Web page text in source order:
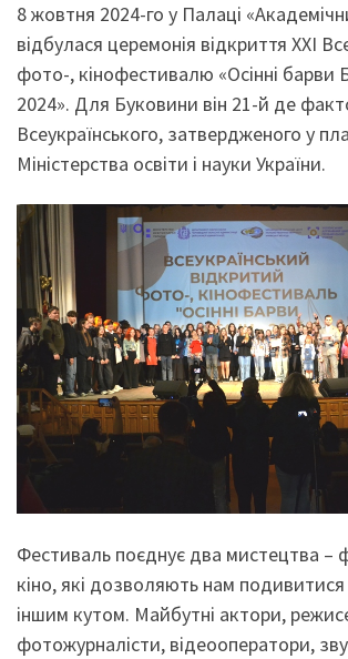
8 жовтня 2024-го у Палаці
відбулася церемонія відкриття XXI
фото-, кінофестивалю «Осінні барви
2024». Для Буковини він 21-й де
Всеукраїнського, затвердженого у
Міністерства освіти і науки України.
Фестиваль поєднує два мистецтва –
кіно, які дозволяють нам подивитися
іншим кутом. Майбутні актори,
фотожурналісти, відеооператори,